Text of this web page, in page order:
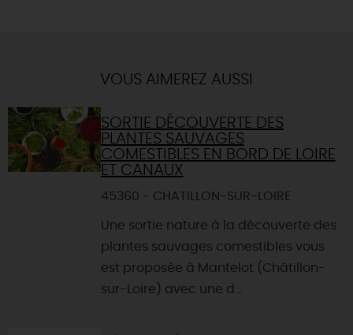
VOUS AIMEREZ AUSSI
SORTIE DÉCOUVERTE DES
PLANTES SAUVAGES
COMESTIBLES EN BORD DE LOIRE
ET CANAUX
45360 - CHATILLON-SUR-LOIRE
Une sortie nature à la découverte des
plantes sauvages comestibles vous
est proposée à Mantelot (Châtillon-
sur-Loire) avec une d...